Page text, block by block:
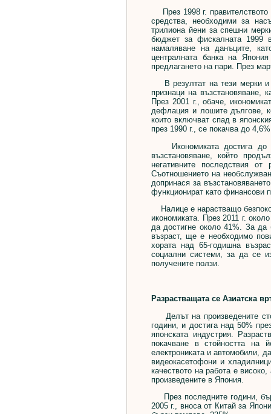
През 1998 г. правителството
средства, необходими за
трилиона йени за спешни
бюджет за фискалната 1999
намаляване на данъците,
централната банка на
предлагането на пари. През
В резултат на тези мерки и
признаци на възстановяване,
През 2001 г., обаче,
дефлация и лошите дългове,
които включват спад в
през 1990 г., се покачва до
Икономиката достига до
възстановяване, който
негативните последствия
Съотношението на
допринася за
функционират като финансови
Налице е нарастващо
икономиката. През 2011 г.
да достигне около 41%. За да
възраст, ще е необходимо
хората над 65-годишна
социални системи, за да се
получените ползи.
Разрастващата се Азиатска
Делът на произведените
години, и достига над 50%
японската индустрия.
покачване в стойността на
електрониката и автомобили,
видеокасетофони и
качеството на работа е
произведените в Япония.
През последните години,
2005 г., вноса от Китай за